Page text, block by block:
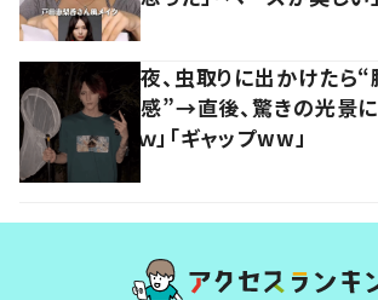
夜、虫取りに出かけたら
感”→直後、驚きの光景に
ｗ」「ギャップww」